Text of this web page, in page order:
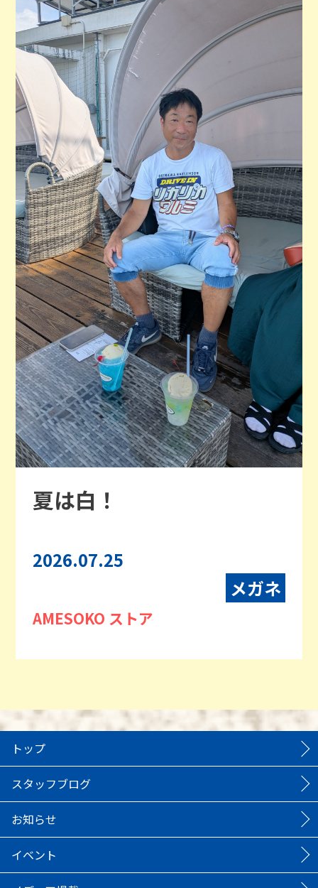
夏は白！
2026.07.25
メガネ
AMESOKO ストア
トップ
スタッフブログ
お知らせ
イベント